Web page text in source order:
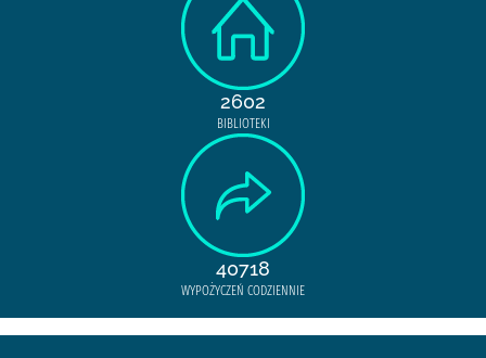
2602
BIBLIOTEKI
40718
WYPOŻYCZEŃ CODZIENNIE